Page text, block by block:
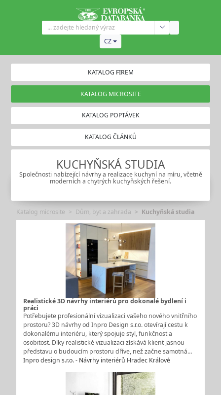
CZ
KATALOG FIREM
KATALOG MICROSITE
KATALOG POPTÁVEK
KATALOG ČLÁNKŮ
KUCHYŇSKÁ STUDIA
Společnosti nabízející návrhy a realizace kuchyní na míru, včetně
moderních a chytrých kuchyňských řešení.
Katalog microsite Dům, byt a zahrada Kuchyňská studia
Realistické 3D návrhy interiérů pro dokonalé bydlení i
práci
Potřebujete profesionální vizualizaci vašeho nového vnitřního
prostoru? 3D návrhy od Inpro Design s.r.o. otevírají cestu k
dokonalému interiéru, který spojuje styl, funkčnost a
osobitost. Díky realistické vizualizaci získává klient jasnou
představu o budoucím prostoru dříve, než začne samotná…
Inpro design s.r.o. - Návrhy interiérů Hradec Králové